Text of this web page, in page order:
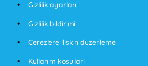
Gizlilik ayarları
Gizlilik bildirimi
Cerezlere iliskin duzenleme
Kullanim kosullari